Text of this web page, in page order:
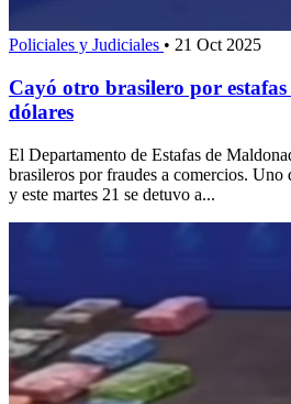
Policiales y Judiciales • 21 Oct 2025
Cayó otro brasilero por
dólares
El Departamento de Estafas de
brasileros por fraudes a comercios.
y este martes 21 se detuvo a...